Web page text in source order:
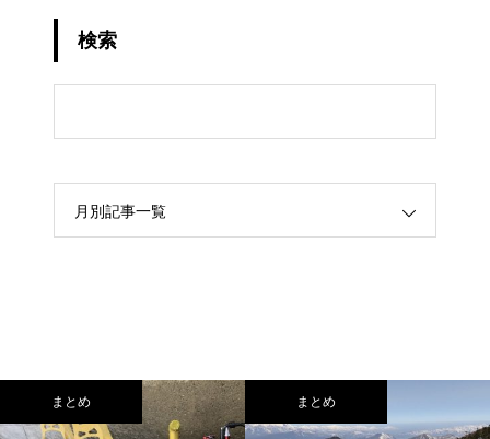
検索
月別記事一覧
まとめ まとめ